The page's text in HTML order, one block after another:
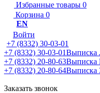
Избранные товары 0
Корзина 0
EN
Войти
+7 (8332) 30-03-01
+7 (8332) 30-03-01Выписка
+7 (8332) 20-80-63Выписка
+7 (8332) 20-80-64Выписка
Заказать звонок